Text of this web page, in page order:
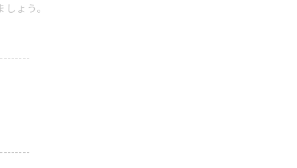
ょう。